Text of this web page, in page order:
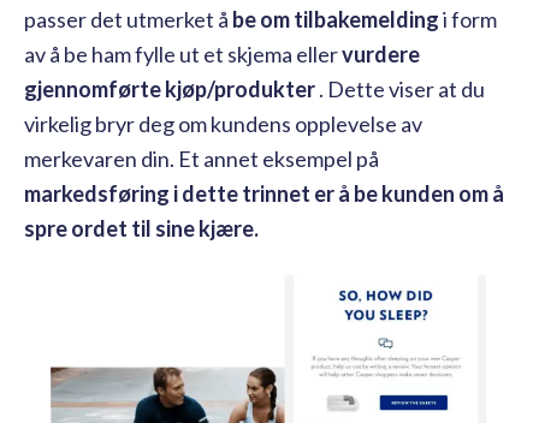
passer det utmerket å be om tilbakemeldingi form
av å be ham fylle ut et skjema ellervurdere
gjennomførte kjøp/produkter. Dette viser at du
virkelig bryr deg om kundens opplevelse av
merkevaren din. Et annet eksempel på
markedsføring i dette trinnet er å be kunden om å
spre ordet til sine kjære.